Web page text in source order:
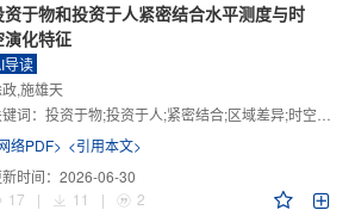
资于物和投资于人紧密结合水平测度与时
演化特征
导读
,施雄天
词： 投资于物;投资于人;紧密结合;区域差异;时空演化
络PDF> <引用本文>
时间： 2026-06-30
17
| 11 | 2